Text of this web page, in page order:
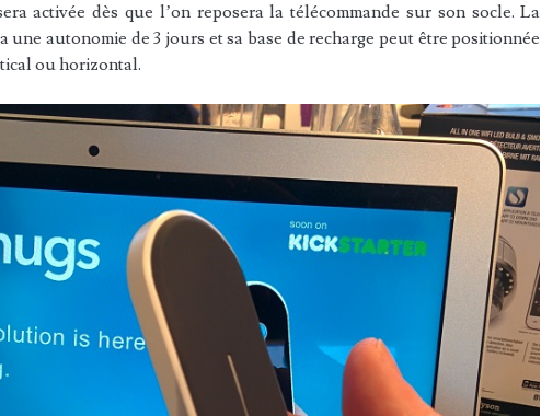
activée dès que l’on reposera la télécommande sur son socle. La
une autonomie de 3 jours et sa base de recharge peut être positionnée
ou horizontal.